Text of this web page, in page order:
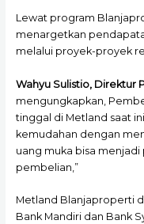
Lewat program
menargetkan
melalui proyek-proyek
Wahyu Sulistio, Direktur
mengungkapkan,
tinggal di Metland saat
kemudahan dengan
uang muka bisa
pembelian,”
Metland Blanjaproperti
Bank Mandiri dan Bank